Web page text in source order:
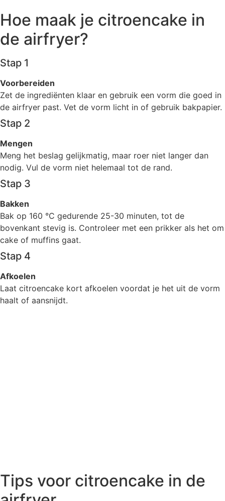
Hoe maak je citroencake in
de airfryer?
Stap 1
Voorbereiden
Zet de ingrediënten klaar en gebruik een vorm die goed in
de airfryer past. Vet de vorm licht in of gebruik bakpapier.
Stap 2
Mengen
Meng het beslag gelijkmatig, maar roer niet langer dan
nodig. Vul de vorm niet helemaal tot de rand.
Stap 3
Bakken
Bak op 160 °C gedurende 25-30 minuten, tot de
bovenkant stevig is. Controleer met een prikker als het om
cake of muffins gaat.
Stap 4
Afkoelen
Laat citroencake kort afkoelen voordat je het uit de vorm
haalt of aansnijdt.
Tips voor citroencake in de